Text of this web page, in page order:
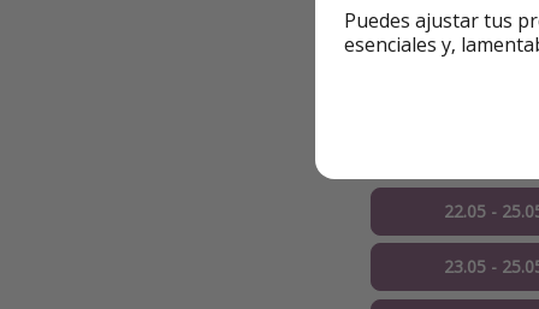
22.04 -
22.05 -
23.05 -
Puedes ajustar tus
esenciales y,